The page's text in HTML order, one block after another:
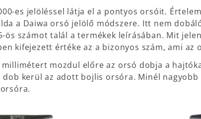
es jelöléssel látja el a pontyos orsóit.
a Daiwa orsó jelölő módszere. Itt nem
ös számot talál a termékek leírásában. Mit
kifejezett értéke az a bizonyos szám, ami az
mozdul előre az orsó dobja a
kerül az adott bojlis orsóra. Minél nagyobb